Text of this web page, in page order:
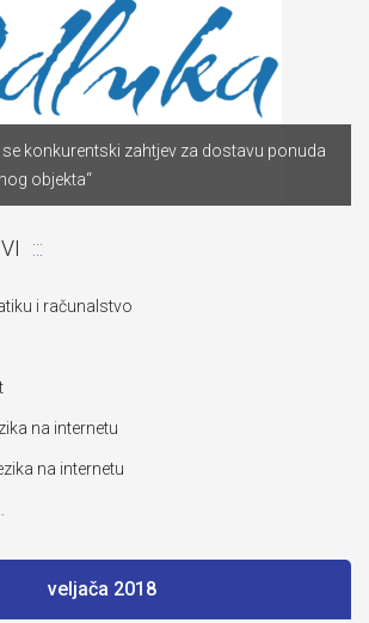
konkurentski zahtjev za dostavu ponuda
objekta“
i računalstvo
na internetu
na internetu
veljača 2018